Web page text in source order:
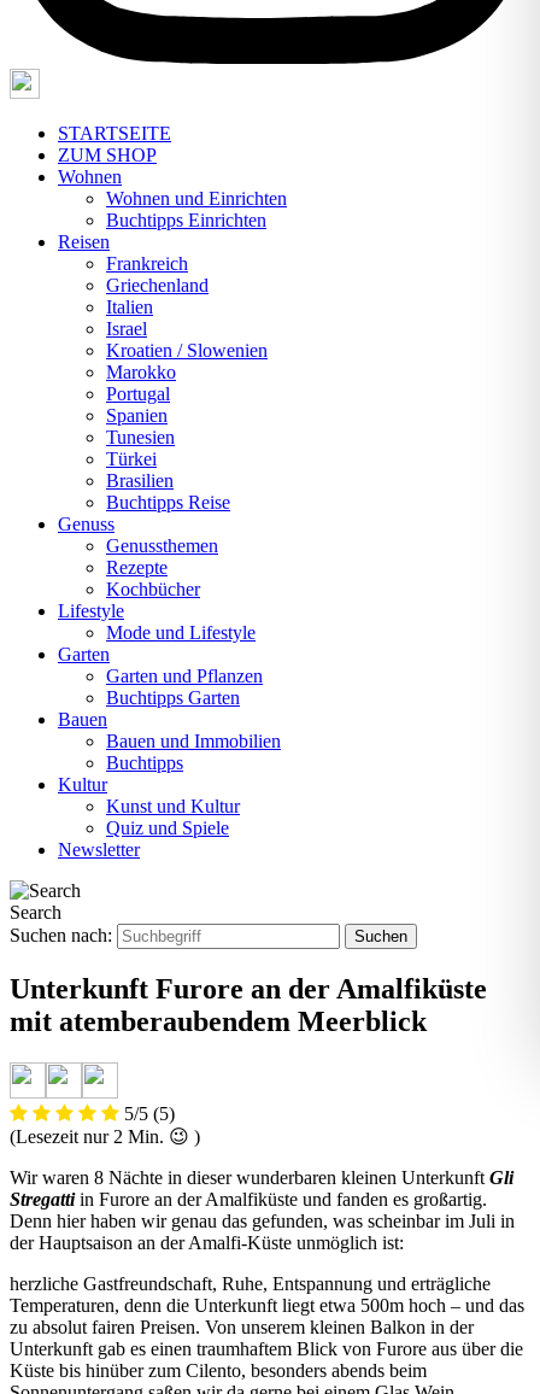
STARTSEITE
ZUM SHOP
Wohnen
Wohnen und Einrichten
Buchtipps Einrichten
Reisen
Frankreich
Griechenland
Italien
Israel
Kroatien / Slowenien
Marokko
Portugal
Spanien
Tunesien
Türkei
Brasilien
Buchtipps Reise
Genuss
Genussthemen
Rezepte
Kochbücher
Lifestyle
Mode und Lifestyle
Garten
Garten und Pflanzen
Buchtipps Garten
Bauen
Bauen und Immobilien
Buchtipps
Kultur
Kunst und Kultur
Quiz und Spiele
Newsletter
Search
Suchen nach:
Unterkunft Furore an der Amalfiküste
mit atemberaubendem Meerblick
5/5 (5)
(Lesezeit nur 2 Min. 😉 )
Wir waren 8 Nächte in dieser wunderbaren kleinen Unterkunft Gli
Stregattiin Furore an der Amalfiküste und fanden es großartig.
Denn hier haben wir genau das gefunden, was scheinbar im Juli in
der Hauptsaison an der Amalfi-Küste unmöglich ist:
herzliche Gastfreundschaft, Ruhe, Entspannung und erträgliche
Temperaturen, denn die Unterkunft liegt etwa 500m hoch – und das
zu absolut fairen Preisen. Von unserem kleinen Balkon in der
Unterkunft gab es einen traumhaftem Blick von Furore aus über die
Küste bis hinüber zum Cilento, besonders abends beim